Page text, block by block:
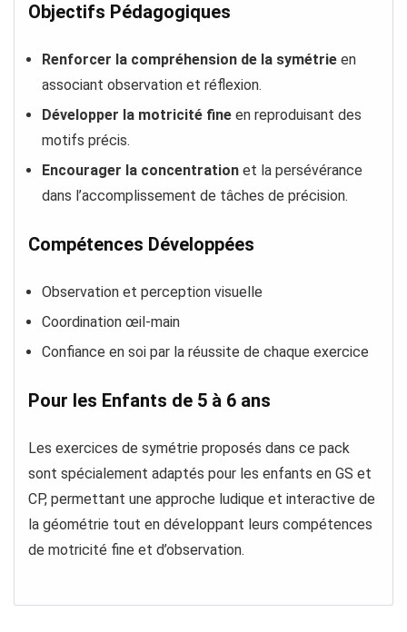
Objectifs Pédagogiques
Renforcer la compréhension de la symétrie en
associant observation et réflexion.
Développer la motricité fine en reproduisant des
motifs précis.
Encourager la concentration et la persévérance
dans l’accomplissement de tâches de précision.
Compétences Développées
Observation et perception visuelle
Coordination œil-main
Confiance en soi par la réussite de chaque exercice
Pour les Enfants de 5 à 6 ans
Les exercices de symétrie proposés dans ce pack
sont spécialement adaptés pour les enfants en GS et
CP, permettant une approche ludique et interactive de
la géométrie tout en développant leurs compétences
de motricité fine et d’observation.